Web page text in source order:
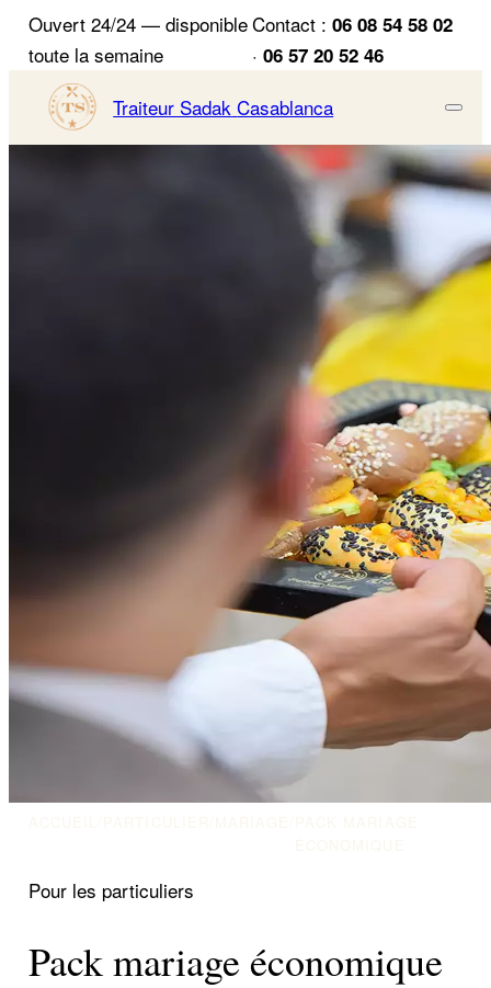
Ouvert 24/24 — disponible
toute la semaine
Contact :06 08 54 58 02
·06 57 20 52 46
Traiteur Sadak Casablanca
Pour les particuliers
Pack mariage économique